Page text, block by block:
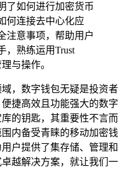
了如何进行加密货币
何连接去中心化应
注意事项，帮助用户
，熟练运用Trust
与操作。
，数字钱包无疑是投资者
捷高效且功能强大的数字
的钥匙，其重要性不言而
围内备受青睐的移动加密钱
户提供了集存储、管理和
越解决方案，就让我们一